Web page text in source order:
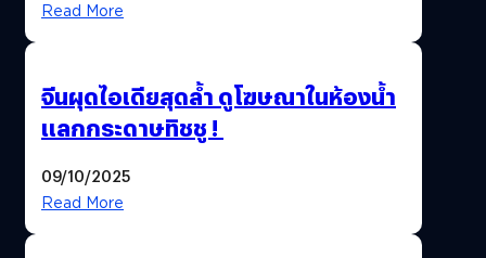
Read More
จีนผุดไอเดียสุดล้ำ ดูโฆษณาในห้องน้ำ
แลกกระดาษทิชชู !
09/10/2025
Read More